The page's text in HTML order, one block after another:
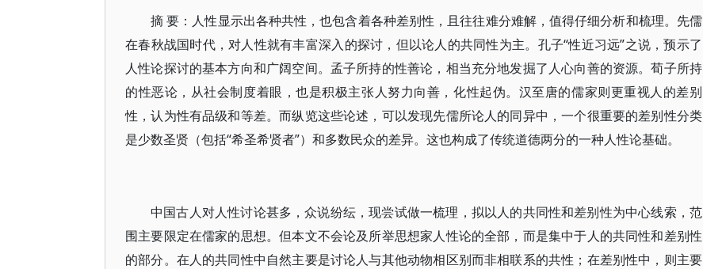
摘 要：人性显示出各种共性，也包含着各种差别性，且往往难分难解，值得仔细分析和梳理。先儒
在春秋战国时代，对人性就有丰富深入的探讨，但以论人的共同性为主。孔子“性近习远”之说，预示了
人性论探讨的基本方向和广阔空间。孟子所持的性善论，相当充分地发掘了人心向善的资源。荀子所持
的性恶论，从社会制度着眼，也是积极主张人努力向善，化性起伪。汉至唐的儒家则更重视人的差别
性，认为性有品级和等差。而纵览这些论述，可以发现先儒所论人的同异中，一个很重要的差别性分类
是少数圣贤（包括“希圣希贤者”）和多数民众的差异。这也构成了传统道德两分的一种人性论基础。
中国古人对人性讨论甚多，众说纷纭，现尝试做一梳理，拟以人的共同性和差别性为中心线索，范
围主要限定在儒家的思想。但本文不会论及所举思想家人性论的全部，而是集中于人的共同性和差别性
的部分。在人的共同性中自然主要是讨论人与其他动物相区别而非相联系的共性；在差别性中，则主要